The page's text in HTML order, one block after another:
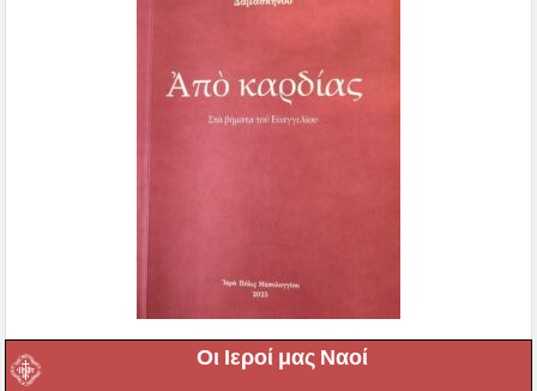
Οι Ιεροί μας Ναοί